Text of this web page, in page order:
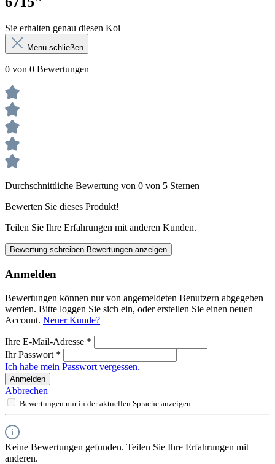
Sie erhalten genau diesen Koi
Menü schließen
0 von 0 Bewertungen
Durchschnittliche Bewertung von 0 von 5 Sternen
Bewerten Sie dieses Produkt!
Teilen Sie Ihre Erfahrungen mit anderen Kunden.
Bewertung schreiben Bewertungen anzeigen
Anmelden
Bewertungen können nur von angemeldeten Benutzern abgegeben
werden. Bitte loggen Sie sich ein, oder erstellen Sie einen neuen
Account. Neuer Kunde?
Ihre E-Mail-Adresse *
Ihr Passwort *
Ich habe mein Passwort vergessen.
Anmelden
Abbrechen
Bewertungen nur in der aktuellen Sprache anzeigen.
Keine Bewertungen gefunden. Teilen Sie Ihre Erfahrungen mit
anderen.